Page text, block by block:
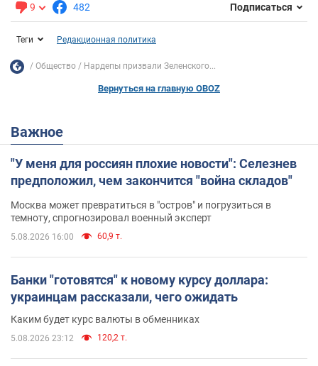
9 482 Подписаться
Теги Редакционная политика
Общество Нардепы призвали Зеленского...
Вернуться на главную OBOZ
Важное
"У меня для россиян плохие новости": Селезнев
предположил, чем закончится "война складов"
Москва может превратиться в "остров" и погрузиться в
темноту, спрогнозировал военный эксперт
5.08.2026 16:00 60,9 т.
Банки "готовятся" к новому курсу доллара:
украинцам рассказали, чего ожидать
Каким будет курс валюты в обменниках
5.08.2026 23:12 120,2 т.